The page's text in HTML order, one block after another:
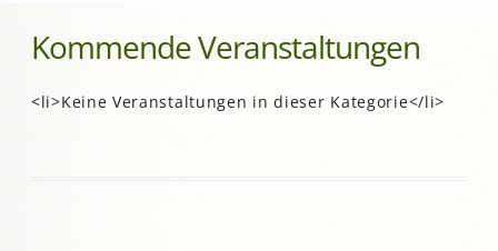
Kommende Veranstaltungen
<li>Keine Veranstaltungen in dieser Kategorie</li>